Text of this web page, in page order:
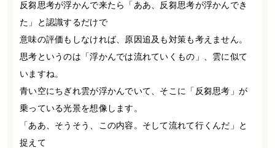
反芻思考が浮かんで来たら「ああ、反芻思考が浮かんでき
た」と認識するだけで
意味の評価もしなければ、原因追及も対策も考えません。
思考というのは「浮かんでは流れていくもの」、雲に似て
いますね。
青い空にちぎれ雲が浮かんでいて、そこに「反芻思考」が
乗っている光景を想像します。
「ああ、そうそう、この内容。そして流れて行くんだ」と
捉えて